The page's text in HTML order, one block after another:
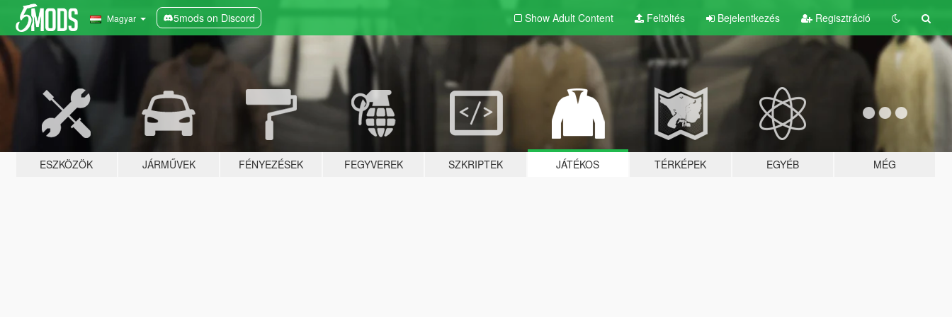
Magyar 5mods on Discord Show Adult Content Feltöltés Bejelentkezés Regisztráció
ESZKÖZÖK JÁRMŰVEK FÉNYEZÉSEK FEGYVEREK SZKRIPTEK JÁTÉKOS TÉRKÉPEK EGYÉB MÉG